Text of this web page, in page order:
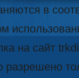
в
на сайт
разрешено